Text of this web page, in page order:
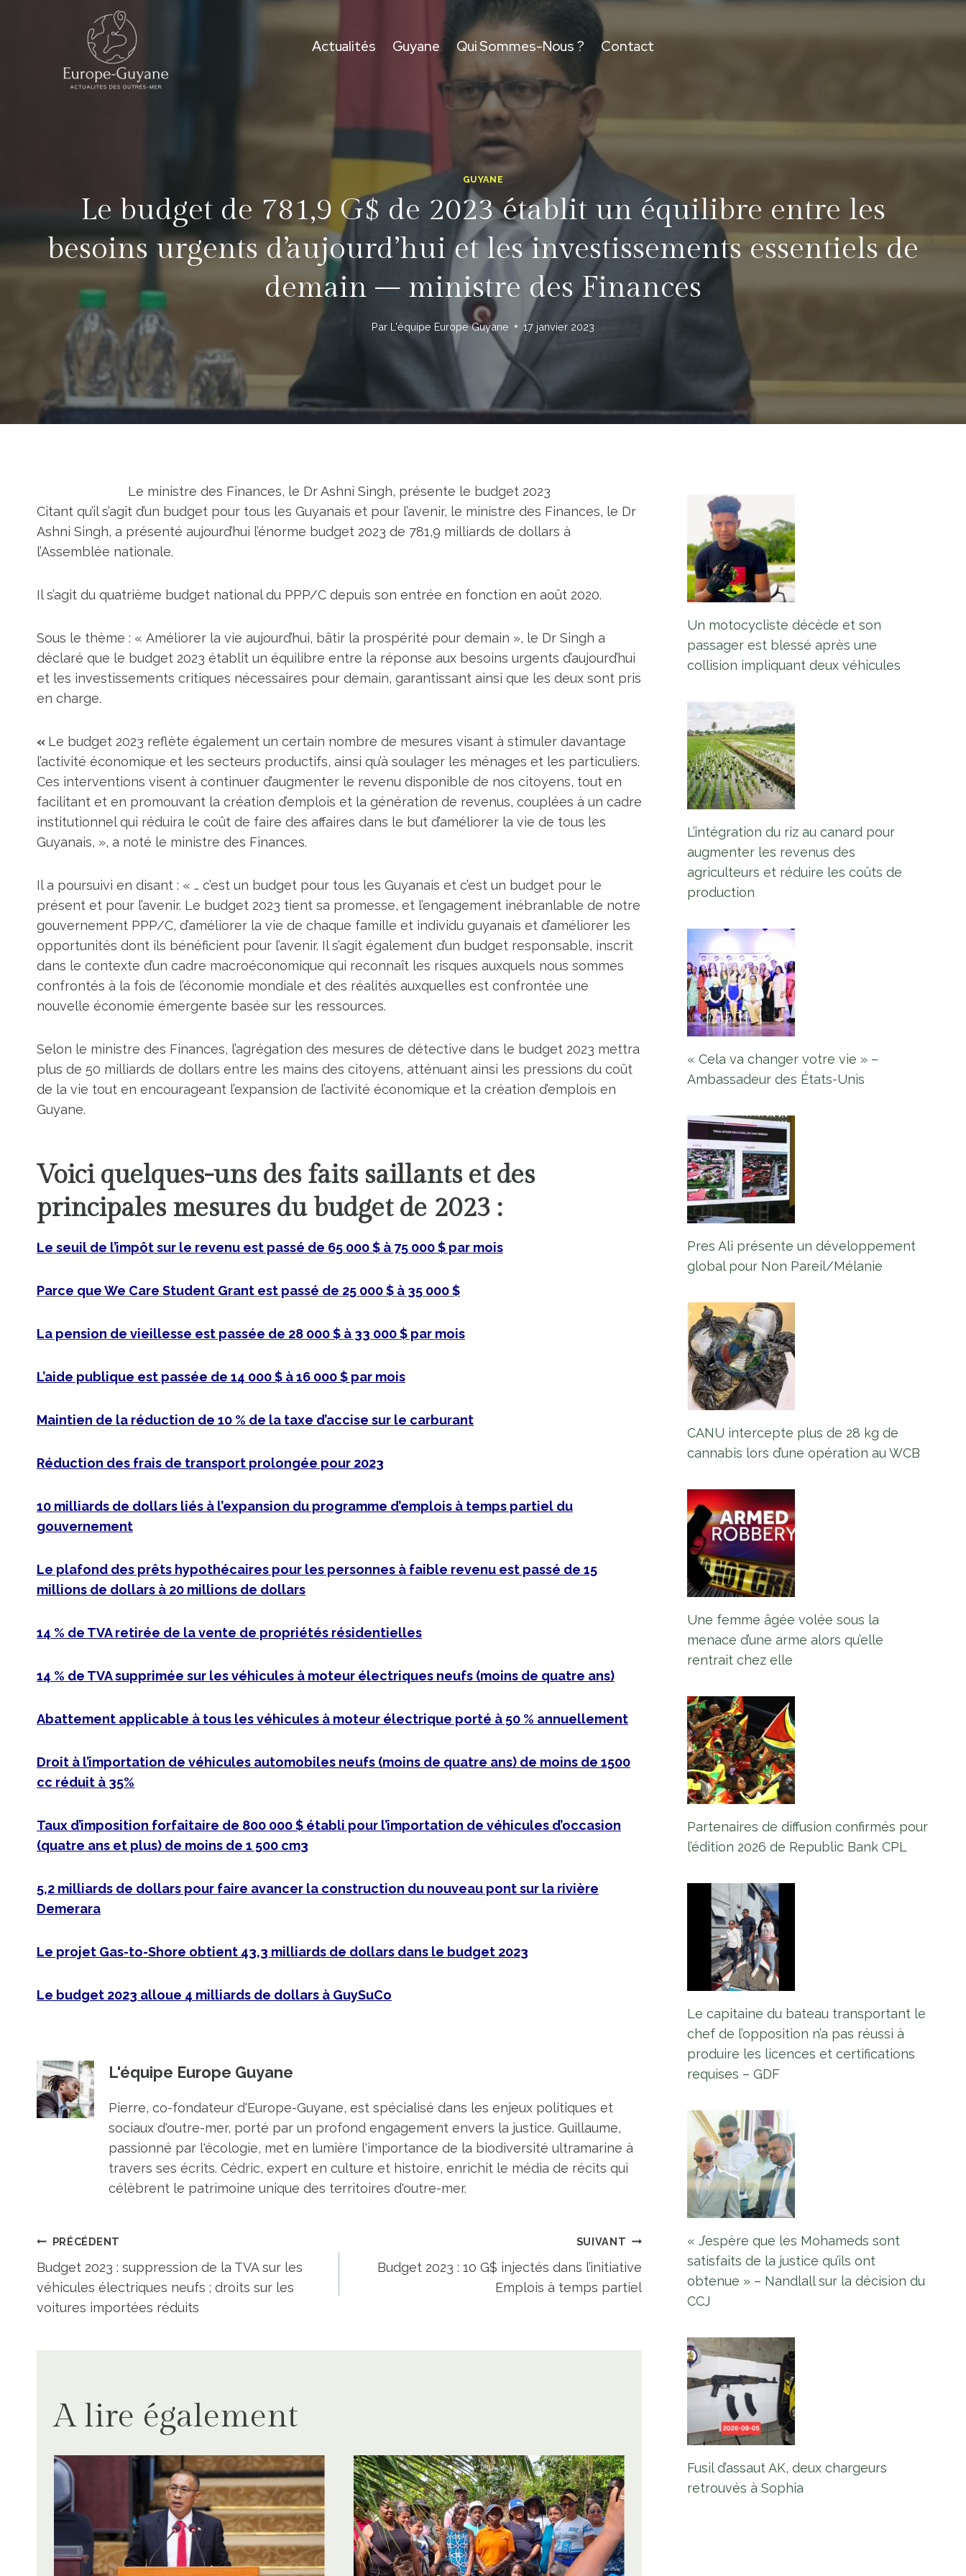
Actualités Guyane Qui Sommes-Nous ? Contact
GUYANE
Le budget de 781,9 G$ de 2023 établit un équilibre entre les
besoins urgents d’aujourd’hui et les investissements essentiels de
demain – ministre des Finances
Par L'équipe Europe Guyane 17 janvier 2023
Le ministre des Finances, le Dr Ashni Singh, présente le budget 2023
Citant qu’il s’agit d’un budget pour tous les Guyanais et pour l’avenir, le ministre des Finances, le Dr
Ashni Singh, a présenté aujourd’hui l’énorme budget 2023 de 781,9 milliards de dollars à
l’Assemblée nationale.
Il s’agit du quatrième budget national du PPP/C depuis son entrée en fonction en août 2020.
Sous le thème : « Améliorer la vie aujourd’hui, bâtir la prospérité pour demain », le Dr Singh a
déclaré que le budget 2023 établit un équilibre entre la réponse aux besoins urgents d’aujourd’hui
et les investissements critiques nécessaires pour demain, garantissant ainsi que les deux sont pris
en charge.
« Le budget 2023 reflète également un certain nombre de mesures visant à stimuler davantage
l’activité économique et les secteurs productifs, ainsi qu’à soulager les ménages et les particuliers.
Ces interventions visent à continuer d’augmenter le revenu disponible de nos citoyens, tout en
facilitant et en promouvant la création d’emplois et la génération de revenus, couplées à un cadre
institutionnel qui réduira le coût de faire des affaires dans le but d’améliorer la vie de tous les
Guyanais, », a noté le ministre des Finances.
Il a poursuivi en disant : « … c’est un budget pour tous les Guyanais et c’est un budget pour le
présent et pour l’avenir. Le budget 2023 tient sa promesse, et l’engagement inébranlable de notre
gouvernement PPP/C, d’améliorer la vie de chaque famille et individu guyanais et d’améliorer les
opportunités dont ils bénéficient pour l’avenir. Il s’agit également d’un budget responsable, inscrit
dans le contexte d’un cadre macroéconomique qui reconnaît les risques auxquels nous sommes
confrontés à la fois de l’économie mondiale et des réalités auxquelles est confrontée une
nouvelle économie émergente basée sur les ressources.
Selon le ministre des Finances, l’agrégation des mesures de détective dans le budget 2023 mettra
plus de 50 milliards de dollars entre les mains des citoyens, atténuant ainsi les pressions du coût
de la vie tout en encourageant l’expansion de l’activité économique et la création d’emplois en
Guyane.
Voici quelques-uns des faits saillants et des
principales mesures du budget de 2023 :
Le seuil de l’impôt sur le revenu est passé de 65 000 $ à 75 000 $ par mois
Parce que We Care Student Grant est passé de 25 000 $ à 35 000 $
La pension de vieillesse est passée de 28 000 $ à 33 000 $ par mois
L’aide publique est passée de 14 000 $ à 16 000 $ par mois
Maintien de la réduction de 10 % de la taxe d’accise sur le carburant
Réduction des frais de transport prolongée pour 2023
10 milliards de dollars liés à l’expansion du programme d’emplois à temps partiel du
gouvernement
Le plafond des prêts hypothécaires pour les personnes à faible revenu est passé de 15
millions de dollars à 20 millions de dollars
14 % de TVA retirée de la vente de propriétés résidentielles
14 % de TVA supprimée sur les véhicules à moteur électriques neufs (moins de quatre ans)
Abattement applicable à tous les véhicules à moteur électrique porté à 50 % annuellement
Droit à l’importation de véhicules automobiles neufs (moins de quatre ans) de moins de 1500
cc réduit à 35%
Taux d’imposition forfaitaire de 800 000 $ établi pour l’importation de véhicules d’occasion
(quatre ans et plus) de moins de 1 500 cm3
5,2 milliards de dollars pour faire avancer la construction du nouveau pont sur la rivière
Demerara
Le projet Gas-to-Shore obtient 43,3 milliards de dollars dans le budget 2023
Le budget 2023 alloue 4 milliards de dollars à GuySuCo
L'équipe Europe Guyane
Pierre, co-fondateur d'Europe-Guyane, est spécialisé dans les enjeux politiques et
sociaux d'outre-mer, porté par un profond engagement envers la justice. Guillaume,
passionné par l'écologie, met en lumière l'importance de la biodiversité ultramarine à
travers ses écrits. Cédric, expert en culture et histoire, enrichit le média de récits qui
célèbrent le patrimoine unique des territoires d'outre-mer.
Navigation
de
PRÉCÉDENT
Budget 2023 : suppression de la TVA sur les
véhicules électriques neufs ; droits sur les
voitures importées réduits
SUIVANT
Budget 2023 : 10 G$ injectés dans l’initiative
Emplois à temps partiel
A lire également
Un motocycliste décède et son
passager est blessé après une
collision impliquant deux véhicules
L’intégration du riz au canard pour
augmenter les revenus des
agriculteurs et réduire les coûts de
production
« Cela va changer votre vie » –
Ambassadeur des États-Unis
Pres Ali présente un développement
global pour Non Pareil/Mélanie
CANU intercepte plus de 28 kg de
cannabis lors d’une opération au WCB
Une femme âgée volée sous la
menace d’une arme alors qu’elle
rentrait chez elle
Partenaires de diffusion confirmés pour
l’édition 2026 de Republic Bank CPL
Le capitaine du bateau transportant le
chef de l’opposition n’a pas réussi à
produire les licences et certifications
requises – GDF
« J’espère que les Mohameds sont
satisfaits de la justice qu’ils ont
obtenue » – Nandlall sur la décision du
CCJ
Fusil d’assaut AK, deux chargeurs
retrouvés à Sophia